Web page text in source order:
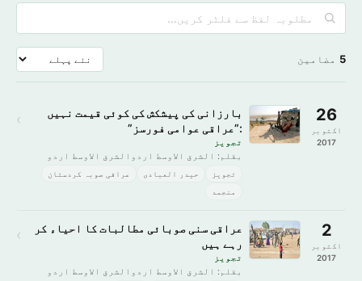
5 مضامین
26
اکتوبر
2017
بارزانی کی پیشکش کی کوئی قیمت نہیں
:”عراقی عوامی فورسز”
تجویز
بقلم: الشرق الاوسط اردوالشرق الاوسط اردو
تجویز حیدر العبادی
عراقی صوبہ کردستان
منجمد
›
2
اکتوبر
2017
عراقی سنی صوبائی مطالبات کا احیاء کر
رہے ہیں
تجویز
بقلم: الشرق الاوسط اردوالشرق الاوسط اردو
›